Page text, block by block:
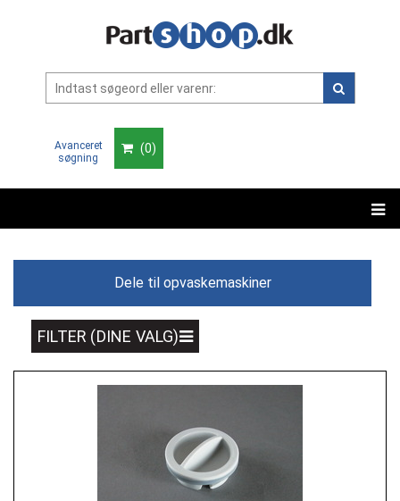
Avanceret
søgning
(0)
Dele til opvaskemaskiner
FILTER (DINE VALG)